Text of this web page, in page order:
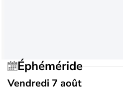
Éphéméride
Vendredi 7 août